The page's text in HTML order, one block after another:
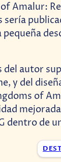
Amalur:
sería
del autor
y del
of
dentro de